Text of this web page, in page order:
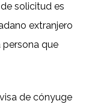
solicitud es
extranjero
persona que
de cónyuge